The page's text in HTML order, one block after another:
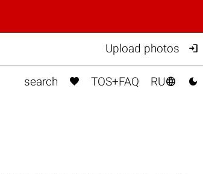
Upload photos 
search  TOS+FAQ RU 